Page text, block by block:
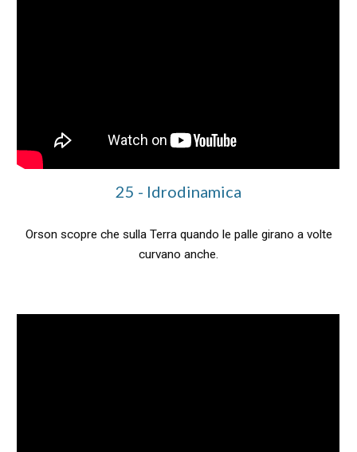
25 - Idrodinamica
Orson scopre che sulla Terra quando le palle girano a volte
curvano anche.